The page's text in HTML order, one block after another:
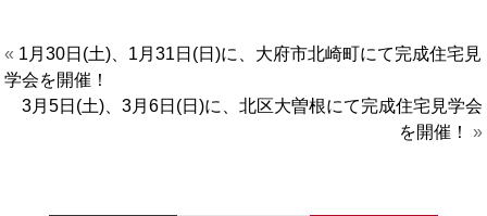
« 1月30日(土)、1月31日(日)に、大府市北崎町にて完成住宅見
学会を開催！
3月5日(土)、3月6日(日)に、北区大曽根にて完成住宅見学会
を開催！
»